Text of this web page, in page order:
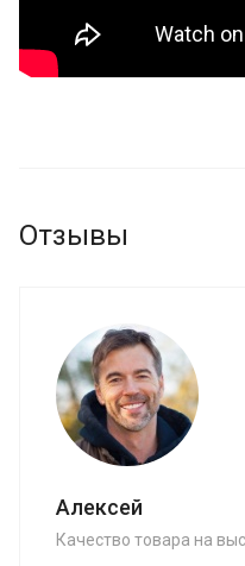
Отзывы
Алексей
Качество товара на